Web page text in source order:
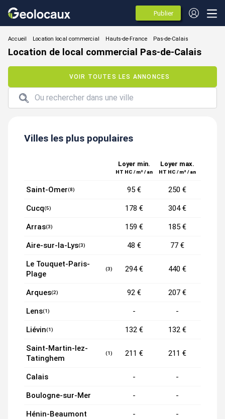
Publier
des
annonces
Location local commercial
Location de local commercial Pas-de-Calais
VOIR TOUTES LES ANNONCES
Villes les plus populaires
Loyer min.
HT HC / m² / an
Loyer max.
HT HC / m² / an
Saint-Omer(8) 95 € 250 €
Cucq(5) 178 € 304 €
Arras(3) 159 € 185 €
Aire-sur-la-Lys(3) 48 € 77 €
Le Touquet-Paris-
Plage
(3) 294 € 440 €
Arques(2) 92 € 207 €
Lens(1) - -
Liévin(1) 132 € 132 €
Saint-Martin-lez-
Tatinghem
(1) 211 € 211 €
Calais - -
Boulogne-sur-Mer - -
Hénin-Beaumont - -